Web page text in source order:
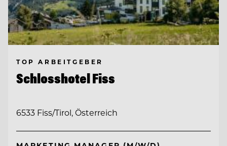
TOP ARBEITGEBER
Schlosshotel Fiss
6533 Fiss/Tirol, Österreich